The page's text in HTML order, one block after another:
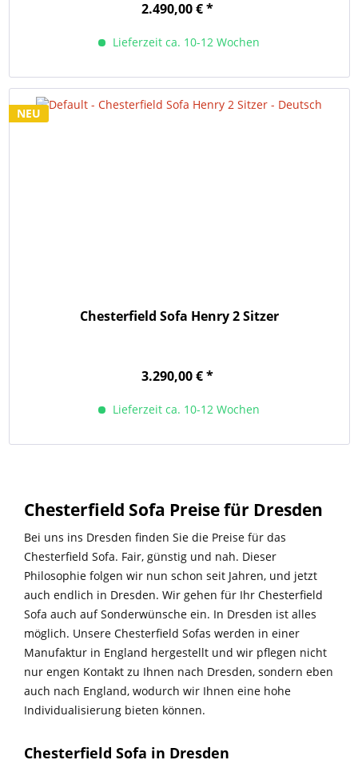
2.490,00 € *
Lieferzeit ca. 10-12 Wochen
NEU
Chesterfield Sofa Henry 2 Sitzer
3.290,00 € *
Lieferzeit ca. 10-12 Wochen
Chesterfield Sofa Preise für Dresden
Bei uns ins Dresden finden Sie die Preise für das
Chesterfield Sofa. Fair, günstig und nah. Dieser
Philosophie folgen wir nun schon seit Jahren, und jetzt
auch endlich in Dresden. Wir gehen für Ihr Chesterfield
Sofa auch auf Sonderwünsche ein. In Dresden ist alles
möglich. Unsere Chesterfield Sofas werden in einer
Manufaktur in England hergestellt und wir pflegen nicht
nur engen Kontakt zu Ihnen nach Dresden, sondern eben
auch nach England, wodurch wir Ihnen eine hohe
Individualisierung bieten können.
Chesterfield Sofa in Dresden